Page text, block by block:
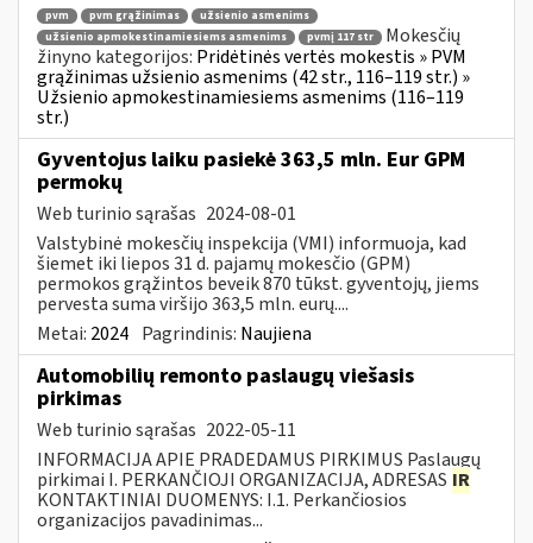
pvm pvm grąžinimas
užsienio asmenims
užsienio apmokestinamiesiems asmenims
pvmį 117 str
Mokesčių
žinyno kategorijos: Pridėtinės vertės mokestis » PVM
grąžinimas užsienio asmenims (42 str., 116–119 str.) »
Užsienio apmokestinamiesiems asmenims (116–119
str.)
Gyventojus laiku pasiekė 363,5 mln. Eur GPM
permokų
Web turinio sąrašas 2024-08-01
Valstybinė mokesčių inspekcija (VMI) informuoja, kad
šiemet iki liepos 31 d. pajamų mokesčio (GPM)
permokos grąžintos beveik 870 tūkst. gyventojų, jiems
pervesta suma viršijo 363,5 mln. eurų....
Metai: 2024 Pagrindinis: Naujiena
Automobilių remonto paslaugų viešasis
pirkimas
Web turinio sąrašas 2022-05-11
INFORMACIJA APIE PRADEDAMUS PIRKIMUS Paslaugų
pirkimai I. PERKANČIOJI ORGANIZACIJA, ADRESAS IR
KONTAKTINIAI DUOMENYS: I.1. Perkančiosios
organizacijos pavadinimas...